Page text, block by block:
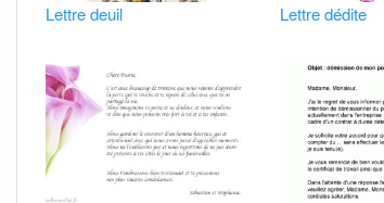
Lettre deuil Lettre dédite